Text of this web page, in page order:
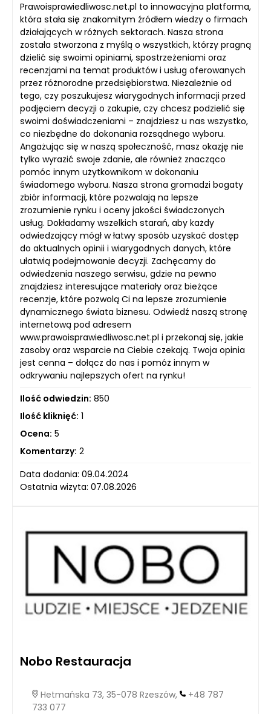
Prawoisprawiedliwosc.net.pl to innowacyjna platforma,
która stała się znakomitym źródłem wiedzy o firmach
działających w różnych sektorach. Nasza strona
została stworzona z myślą o wszystkich, którzy pragną
dzielić się swoimi opiniami, spostrzeżeniami oraz
recenzjami na temat produktów i usług oferowanych
przez różnorodne przedsiębiorstwa. Niezależnie od
tego, czy poszukujesz wiarygodnych informacji przed
podjęciem decyzji o zakupie, czy chcesz podzielić się
swoimi doświadczeniami – znajdziesz u nas wszystko,
co niezbędne do dokonania rozsądnego wyboru.
Angażując się w naszą społeczność, masz okazję nie
tylko wyrazić swoje zdanie, ale również znacząco
pomóc innym użytkownikom w dokonaniu
świadomego wyboru. Nasza strona gromadzi bogaty
zbiór informacji, które pozwalają na lepsze
zrozumienie rynku i oceny jakości świadczonych
usług. Dokładamy wszelkich starań, aby każdy
odwiedzający mógł w łatwy sposób uzyskać dostęp
do aktualnych opinii i wiarygodnych danych, które
ułatwią podejmowanie decyzji. Zachęcamy do
odwiedzenia naszego serwisu, gdzie na pewno
znajdziesz interesujące materiały oraz bieżące
recenzje, które pozwolą Ci na lepsze zrozumienie
dynamicznego świata biznesu. Odwiedź naszą stronę
internetową pod adresem
www.prawoisprawiedliwosc.net.pl i przekonaj się, jakie
zasoby oraz wsparcie na Ciebie czekają. Twoja opinia
jest cenna – dołącz do nas i pomóż innym w
odkrywaniu najlepszych ofert na rynku!
Ilość odwiedzin: 850
Ilość kliknięć: 1
Ocena: 5
Komentarzy: 2
Data dodania: 09.04.2024
Ostatnia wizyta: 07.08.2026
Nobo Restauracja
Hetmańska 73, 35-078 Rzeszów,
+48 787
733 077